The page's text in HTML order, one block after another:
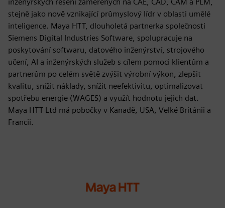
stejně jako nově vznikající průmyslový lídr v oblasti umělé
inteligence. Maya HTT, dlouholetá partnerka společnosti
Siemens Digital Industries Software, spolupracuje na
poskytování softwaru, datového inženýrství, strojového
učení, AI a inženýrských služeb s cílem pomoci klientům a
partnerům po celém světě zvýšit výrobní výkon, zlepšit
kvalitu, snížit náklady, snížit neefektivitu, optimalizovat
spotřebu energie (WAGES) a využít hodnotu jejich dat.
Maya HTT Ltd má pobočky v Kanadě, USA, Velké Británii a
Francii.